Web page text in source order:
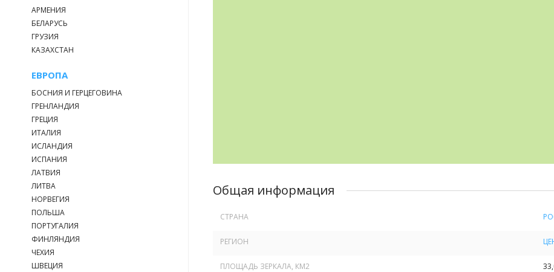
АРМЕНИЯ
БЕЛАРУСЬ
ГРУЗИЯ
КАЗАХСТАН
ЕВРОПА
БОСНИЯ И ГЕРЦЕГОВИНА
ГРЕНЛАНДИЯ
ГРЕЦИЯ
ИТАЛИЯ
ИСЛАНДИЯ
ИСПАНИЯ
ЛАТВИЯ
ЛИТВА
НОРВЕГИЯ
ПОЛЬША
ПОРТУГАЛИЯ
ФИНЛЯНДИЯ
ЧЕХИЯ
ШВЕЦИЯ
Общая информация
СТРАНА
РЕГИОН
ПЛОЩАДЬ ЗЕРКАЛА, КМ2